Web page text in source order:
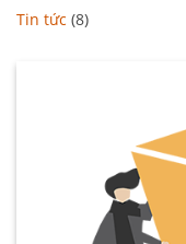
Tin tức (8)